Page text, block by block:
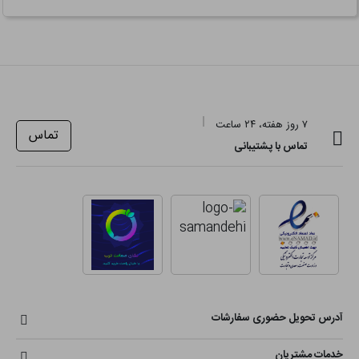
۷ روز هفته، ۲۴ ساعت
تماس با پشتیبانی
تماس
آدرس تحویل حضوری سفارشات
خدمات مشتریان